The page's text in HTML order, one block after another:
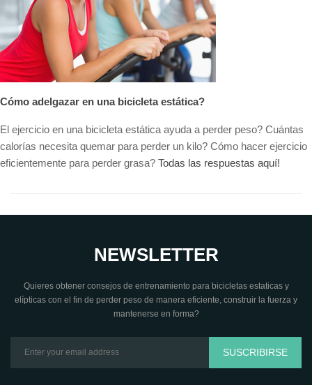
Cómo adelgazar en una bicicleta estática?
El ejercicio en una bicicleta estática ayuda a perder peso? Cuántas
calorías necesita quemar para perder un kilo? Cómo hacer ejercicio
eficientemente para perder grasa? Todas las respuestas aquí!
NEWSLETTER
Quieres obtener consejos de entrenamiento para bicicletas estaticas y
elípticas con el fin de perder peso de manera eficiente, construir la fuerza y
mantenerse en forma?
SUSCRIBIRSE